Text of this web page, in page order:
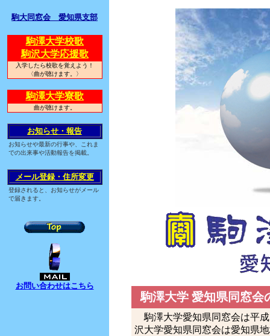
駒大同窓会 愛知県支部
駒澤大学校歌
駒沢大学応援歌
入学したら校歌を覚えよう！
〈曲が聴けます。〉
駒澤大学寮歌
曲が聴けます。
お知らせ・報告
お知らせや最新の行事や、これま
での出来事や活動報告を掲載。
メール登録・住所変更
登録されると、お知らせがメール
で届きます。
お問い合わせはこちら
駒澤大学 愛知県同窓会
駒澤大学愛知県同窓会は平
沢大学愛知県同窓会は愛知県